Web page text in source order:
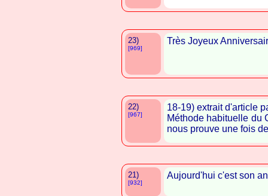
23)
[969]
Très Joyeux
22)
[967]
18-19) extrait d'article
Méthode habituelle du
nous prouve une fois
21)
[932]
Aujourd'hui c'est son